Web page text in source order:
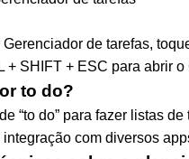
Gerenciador de tarefas,
+ SHIFT + ESC para abrir o
to do?
“to do” para fazer listas
integração com diversos